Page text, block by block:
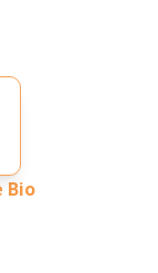
Bio